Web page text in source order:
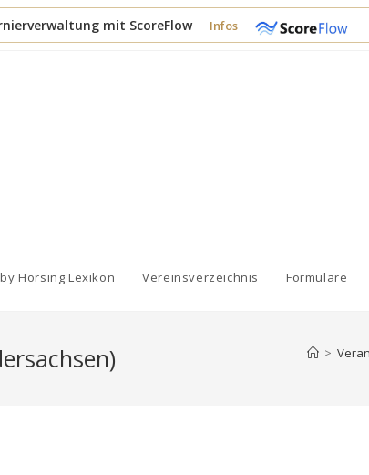
mit ScoreFlow Infos
Horsing Lexikon Vereinsverzeichnis Formulare
>